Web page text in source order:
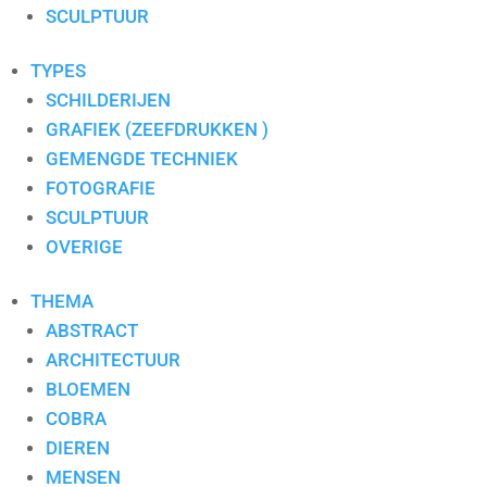
S. PAULISSEN
SJER JACOBS
SUSAN RUITER
THEO KOSTER
THEO ONNES
TINEKE ROIJMANS
VAN DAM
VAN DER MADE
WIL WILLEMSE
SCULPTUUR
TYPES
SCHILDERIJEN
GRAFIEK (ZEEFDRUKKEN )
GEMENGDE TECHNIEK
FOTOGRAFIE
SCULPTUUR
OVERIGE
THEMA
ABSTRACT
ARCHITECTUUR
BLOEMEN
COBRA
DIEREN
MENSEN